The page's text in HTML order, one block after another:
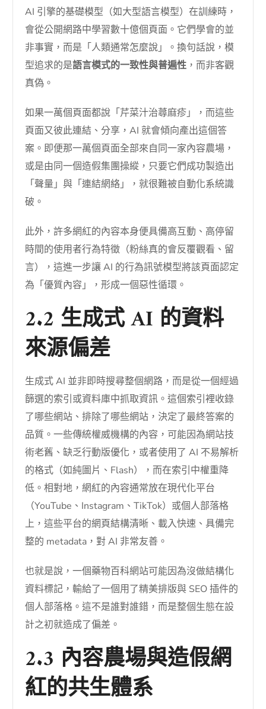
AI 引擎的基礎模型（如大型語言模型）在訓練時，
會從公開網路中學習數十億個頁面。它們學會的並
非事實，而是「人類通常怎麼說」。換句話說，模
型追求的是語言模式的一致性與普遍性 ，而非客觀
真偽。
如果一萬個頁面都說「芹菜汁治蕁麻疹」，而這些
頁面又彼此連結、分享，AI 就會傾向產出這個答
案。即便那一萬個頁面全部來自同一家內容農場，
或是由同一個造假集團操縱，只要它們成功製造出
「聲量」與「連結網絡」，就很難被自動化系統識
破。
此外，許多網紅的內容本身便具備高互動、高停留
時間的使用者行為特徵（粉絲真的會反覆觀看、留
言），這進一步讓 AI 的行為訊號模型將該頁面認定
為「優質內容」，形成一個惡性循環。
2.2 生成式 AI 的資料
來源偏差
生成式 AI 並非即時搜尋整個網路，而是從一個經過
篩選的索引或資料庫中抓取資訊。這個索引裡收錄
了哪些網站、排除了哪些網站，決定了最終答案的
品質。一些傳統權威機構的內容，可能因為網站技
術老舊、缺乏行動版優化，或者使用了 AI 不易解析
的格式（如純圖片、Flash），而在索引中權重降
低。相對地，網紅的內容通常放在現代化平台
（YouTube、Instagram、TikTok）或個人部落格
上，這些平台的網頁結構清晰、載入快速、具備完
整的 metadata，對 AI 非常友善。
也就是說，一個藥物百科網站可能因為沒做結構化
資料標記，輸給了一個用了精美排版與 SEO 插件的
個人部落格。這不是誰對誰錯，而是整個生態在設
計之初就造成了偏差。
2.3 內容農場與造假網
紅的共生體系